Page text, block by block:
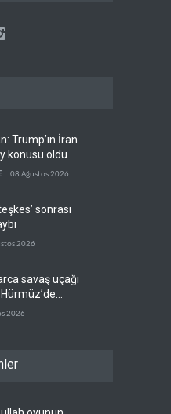
Trump’ın İran
konusu oldu
08 Ağustos 2026
sonrası
2026
savaş uçağı
2026